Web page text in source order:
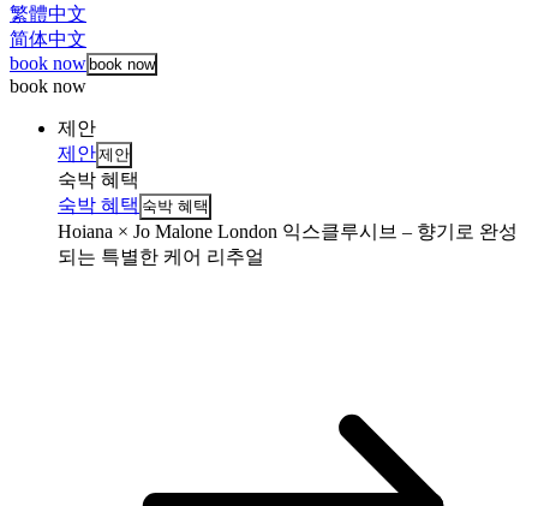
繁體中文
简体中文
book nowbook now
book now
제안
제안제안
숙박 혜택
숙박 혜택 숙박 혜택
Hoiana × Jo Malone London 익스클루시브 – 향기로 완성
되는 특별한 케어 리추얼